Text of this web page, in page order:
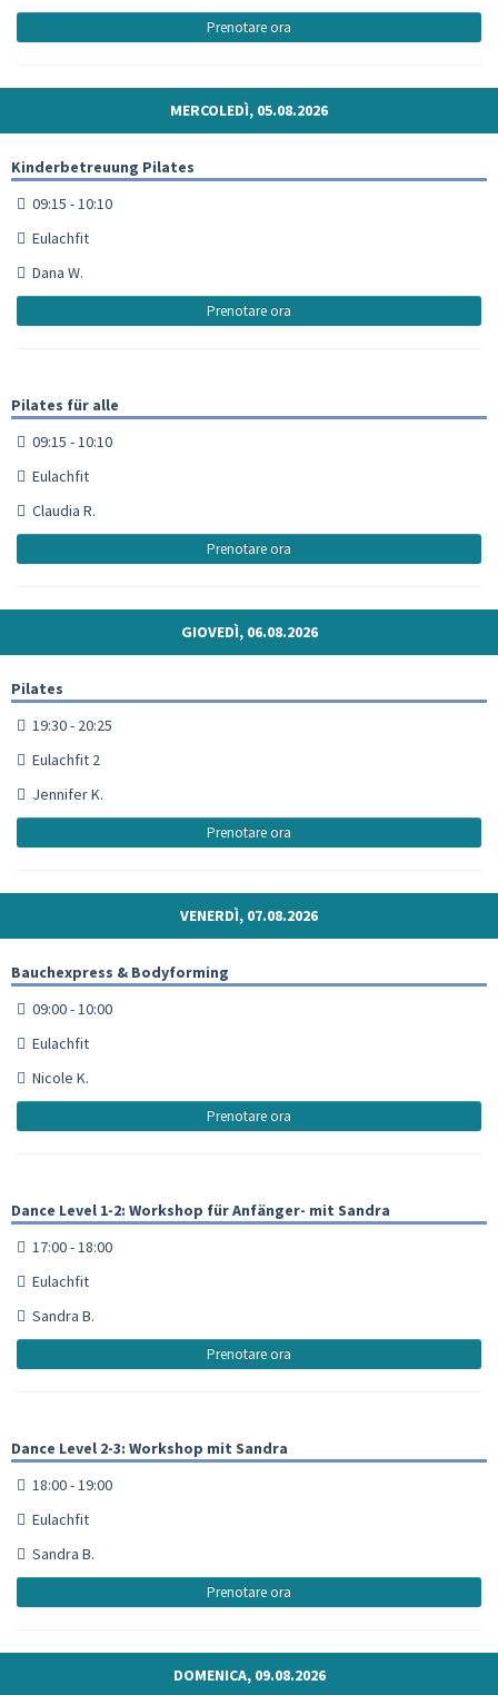
Prenotare ora
MERCOLEDÌ, 05.08.2026
Kinderbetreuung Pilates
09:15 - 10:10
Eulachfit
Dana W.
Prenotare ora
Pilates für alle
09:15 - 10:10
Eulachfit
Claudia R.
Prenotare ora
GIOVEDÌ, 06.08.2026
Pilates
19:30 - 20:25
Eulachfit 2
Jennifer K.
Prenotare ora
VENERDÌ, 07.08.2026
Bauchexpress & Bodyforming
09:00 - 10:00
Eulachfit
Nicole K.
Prenotare ora
Dance Level 1-2: Workshop für Anfänger- mit Sandra
17:00 - 18:00
Eulachfit
Sandra B.
Prenotare ora
Dance Level 2-3: Workshop mit Sandra
18:00 - 19:00
Eulachfit
Sandra B.
Prenotare ora
DOMENICA, 09.08.2026